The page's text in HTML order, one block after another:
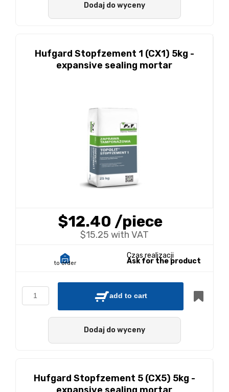
Dodaj do wyceny
Hufgard Stopfzement 1 (CX1) 5kg -
expansive sealing mortar
$12.40 /piece
$15.25 with VAT
to order
Czas realizacji
Ask for the product
add to cart
Dodaj do wyceny
Hufgard Stopfzement 5 (CX5) 5kg -